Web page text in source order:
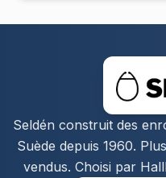
Seldén construit des
Suède depuis 1960.
vendus. Choisi par